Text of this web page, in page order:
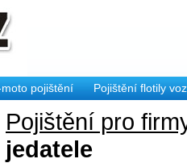
Pojištění pro
jedatele
pojištění Pojištění flotily